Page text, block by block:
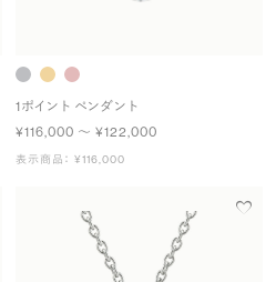
1ポイント ペンダント
¥116,000 〜 ¥122,000
表示商品： ¥116,000